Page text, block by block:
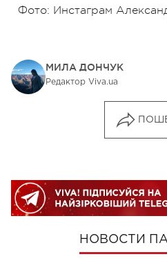
Фото: Инстаграм
МИЛА ДОНЧУК
Редактор Viva.ua
НОВОСТИ